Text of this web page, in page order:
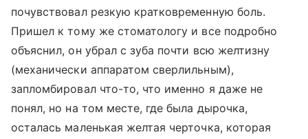
почувствовал резкую кратковременную боль.
Пришел к тому же стоматологу и все подробно
объяснил, он убрал с зуба почти всю желтизну
(механически аппаратом сверлильным),
запломбировал что-то, что именно я даже не
понял, но на том месте, где была дырочка,
осталась маленькая желтая черточка, которая